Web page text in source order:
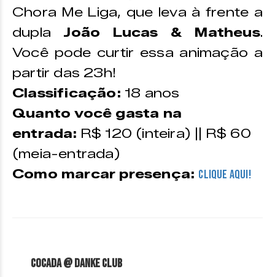
Chora Me Liga, que leva à frente a
dupla João Lucas & Matheus.
Você pode curtir essa animação a
partir das 23h!
Classificação: 18 anos
Quanto você gasta na
entrada: R$ 120 (inteira) || R$ 60
(meia-entrada)
Como marcar presença: CLIQUE AQUI!
Cocada @ Danke Club